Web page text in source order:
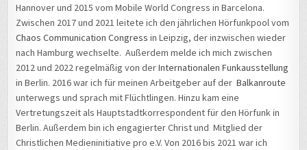
Hannover und 2015 vom Mobile World Congress in Barcelona.
Zwischen 2017 und 2021 leitete ich den jährlichen Hörfunkpool vom
Chaos Communication Congress in Leipzig, der inzwischen wieder
nach Hamburg wechselte. Außerdem melde ich mich zwischen
2012 und 2022 regelmäßig von derInternationalen Funkausstellung
in Berlin. 2016 war ich für meinen Arbeitgeber auf derBalkanroute
unterwegs und sprach mit Flüchtlingen. Hinzu kam eine
Vertretungszeit als Hauptstadtkorrespondent für den Hörfunk in
Berlin. Außerdem bin ich engagierter Christ und Mitglied der
Christlichen Medieninitiative pro e.V. Von 2016 bis 2021 war ich